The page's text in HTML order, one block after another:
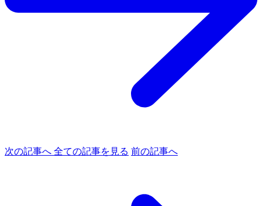
次の記事へ 全ての記事を見る 前の記事へ